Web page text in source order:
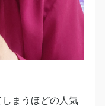
まうほどの人気